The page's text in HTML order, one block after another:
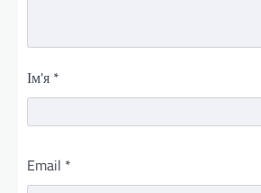
Ім'я *
Email *